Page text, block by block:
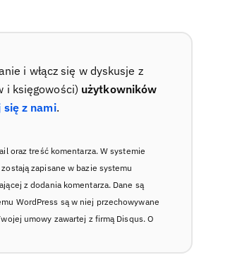
i włącz się w dyskusje z
i księgowości) użytkowników
z nami.
oraz treść komentarza. W systemie
zapisane w bazie systemu
z dodania komentarza. Dane są
WordPress są w niej przechowywane
umowy zawartej z firmą Disqus. O